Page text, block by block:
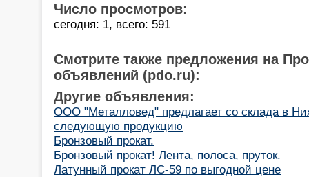
Число просмотров:
сегодня: 1, всего: 591
Смотрите также предложения на
объявлений (pdo.ru):
Другие объявления:
ООО "Металловед" предлагает со склада в
следующую продукцию
Бронзовый прокат.
Бронзовый прокат! Лента, полоса, пруток.
Латунный прокат ЛС-59 по выгодной цене